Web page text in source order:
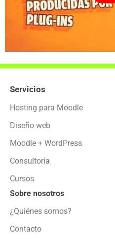
Servicios
Hosting para Moodle
Diseño web
Moodle + WordPress
Consultoría
Cursos
Sobre nosotros
¿Quiénes somos?
Contacto